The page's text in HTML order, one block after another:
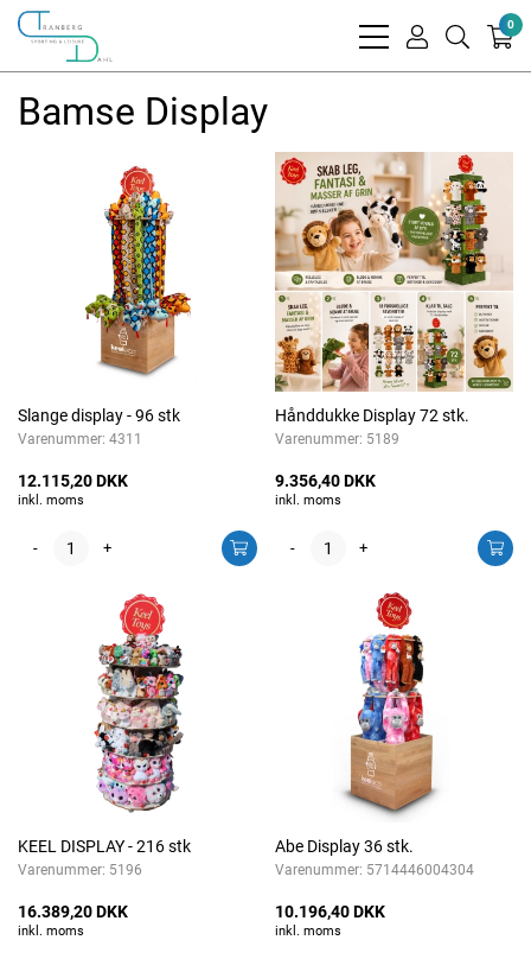
bars
user
search
0
Bamse Display
Slange display - 96 stk
Varenummer: 4311
12.115,20 DKK
inkl. moms
- +
Hånddukke Display 72 stk.
Varenummer: 5189
9.356,40 DKK
inkl. moms
- +
KEEL DISPLAY - 216 stk
Varenummer: 5196
16.389,20 DKK
inkl. moms
Abe Display 36 stk.
Varenummer: 5714446004304
10.196,40 DKK
inkl. moms